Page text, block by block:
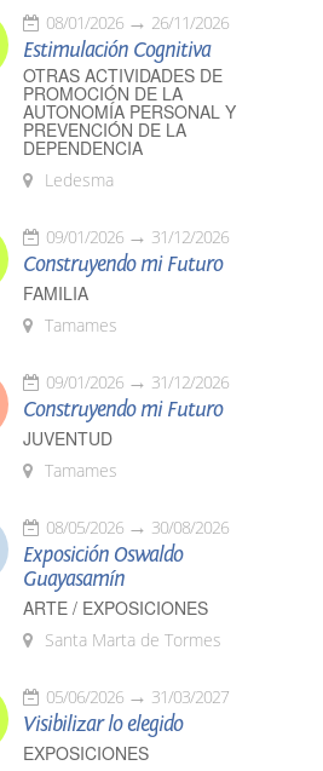
08/01/2026 26/11/2026
Estimulación Cognitiva
OTRAS ACTIVIDADES DE
PROMOCIÓN DE LA
AUTONOMÍA PERSONAL Y
PREVENCIÓN DE LA
DEPENDENCIA
Ledesma
09/01/2026 31/12/2026
Construyendo mi Futuro
FAMILIA
Tamames
09/01/2026 31/12/2026
Construyendo mi Futuro
JUVENTUD
Tamames
08/05/2026 30/08/2026
Exposición Oswaldo
Guayasamín
ARTE / EXPOSICIONES
Santa Marta de Tormes
05/06/2026 31/03/2027
Visibilizar lo elegido
EXPOSICIONES